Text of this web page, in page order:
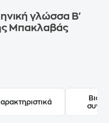
γλώσσα Β'
Μπακλαβάς